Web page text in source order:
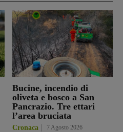
Bucine, incendio di
oliveta e bosco a San
Pancrazio. Tre ettari
l’area bruciata
Cronaca 7 Agosto 2026